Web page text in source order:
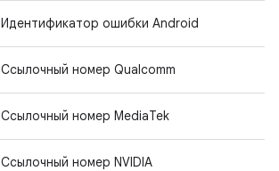
Идентификатор ошибки Android
Ссылочный номер Qualcomm
Ссылочный номер MediaTek
Ссылочный номер NVIDIA